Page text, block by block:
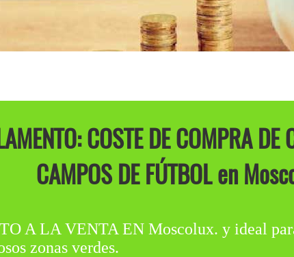
COSTE DE COMPRA DE
CAMPOS DE FÚTBOL en
A LA VENTA EN Moscolux. y ideal
zonas verdes.